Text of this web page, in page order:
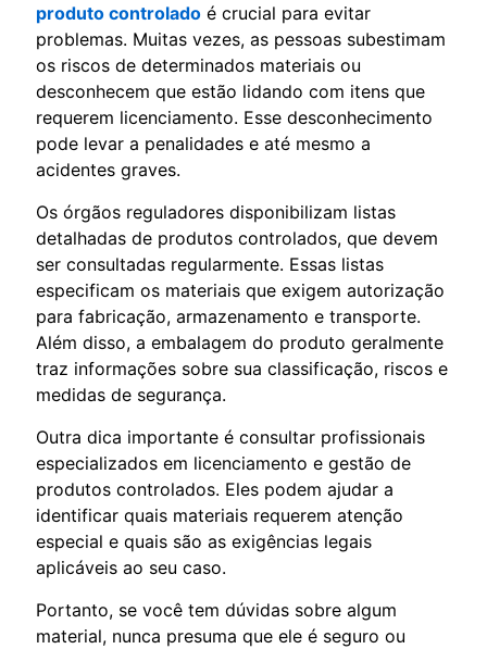
produto controlado é crucial para evitar
problemas. Muitas vezes, as pessoas subestimam
os riscos de determinados materiais ou
desconhecem que estão lidando com itens que
requerem licenciamento. Esse desconhecimento
pode levar a penalidades e até mesmo a
acidentes graves.
Os órgãos reguladores disponibilizam listas
detalhadas de produtos controlados, que devem
ser consultadas regularmente. Essas listas
especificam os materiais que exigem autorização
para fabricação, armazenamento e transporte.
Além disso, a embalagem do produto geralmente
traz informações sobre sua classificação, riscos e
medidas de segurança.
Outra dica importante é consultar profissionais
especializados em licenciamento e gestão de
produtos controlados. Eles podem ajudar a
identificar quais materiais requerem atenção
especial e quais são as exigências legais
aplicáveis ao seu caso.
Portanto, se você tem dúvidas sobre algum
material, nunca presuma que ele é seguro ou